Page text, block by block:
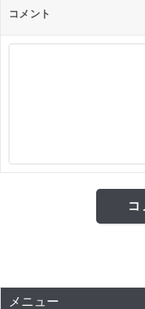
コメント
メニュー